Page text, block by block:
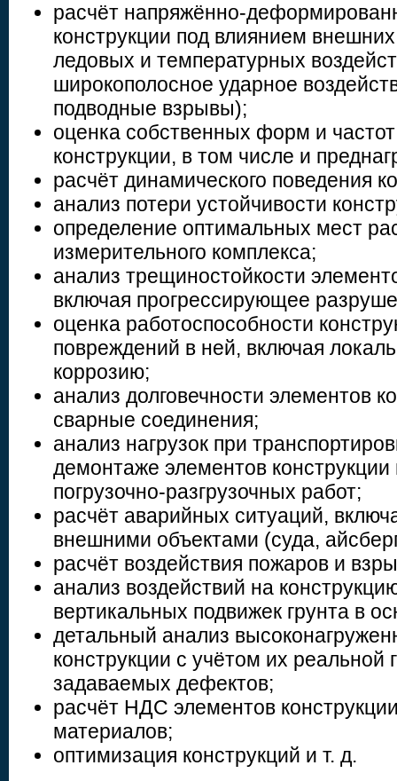
расчёт напряжённо-
конструкции под влиянием
ледовых и температурных
широкополосное ударное
подводные взрывы);
оценка собственных форм и
конструкции, в том числе и
расчёт динамического поведения
анализ потери устойчивости
определение оптимальных мест
измерительного комплекса;
анализ трещиностойкости
включая прогрессирующее
оценка работоспособности
повреждений в ней, включая
коррозию;
анализ долговечности элементов
сварные соединения;
анализ нагрузок при
демонтаже элементов конструкции
погрузочно-разгрузочных работ;
расчёт аварийных ситуаций,
внешними объектами (суда,
расчёт воздействия пожаров и
анализ воздействий на
вертикальных подвижек грунта в
детальный анализ
конструкции с учётом их реальной
задаваемых дефектов;
расчёт НДС элементов
материалов;
оптимизация конструкций и т. д.